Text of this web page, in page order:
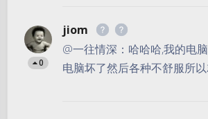
0
jiom
@一往情深：哈哈哈,我的电
电脑坏了然后各种不舒服所